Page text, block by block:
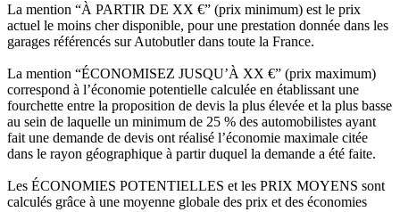
La mention “À PARTIR DE XX €” (prix minimum) est le prix
actuel le moins cher disponible, pour une prestation donnée dans les
garages référencés sur Autobutler dans toute la France.
La mention “ÉCONOMISEZ JUSQU’À XX €” (prix maximum)
correspond à l’économie potentielle calculée en établissant une
fourchette entre la proposition de devis la plus élevée et la plus basse
au sein de laquelle un minimum de 25 % des automobilistes ayant
fait une demande de devis ont réalisé l’économie maximale citée
dans le rayon géographique à partir duquel la demande a été faite.
Les ÉCONOMIES POTENTIELLES et les PRIX MOYENS sont
calculés grâce à une moyenne globale des prix et des économies